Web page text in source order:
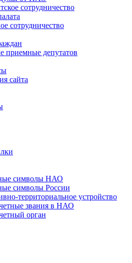
сотрудничество
сотрудничество
приемные депутатов
сайта
символы НАО
символы России
территориальное устройство
звания в НАО
орган